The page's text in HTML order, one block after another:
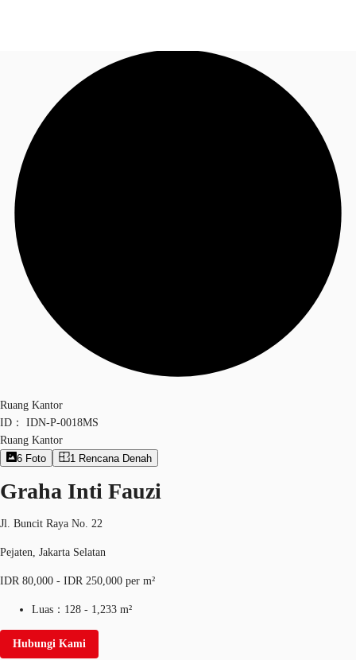
Ruang Kantor
Ruang Kerja Fleksibel
+62 21 29223888
Ruang Kantor
ID：
IDN-P-0018MS
Ruang Kantor
6 Foto 1 Rencana Denah
Graha Inti Fauzi
Jl. Buncit Raya No. 22
Pejaten, Jakarta Selatan
IDR 80,000 - IDR 250,000 per m²
Luas： 128 - 1,233 m²
Hubungi Kami